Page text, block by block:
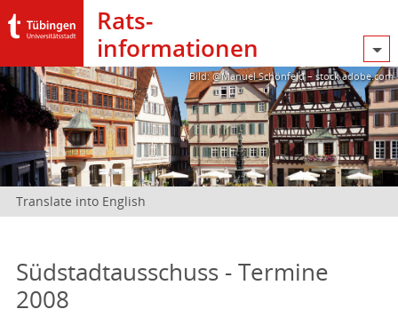
Rats­
informationen
Bild: @Manuel Schönfeld – stock.adobe.com
Translate into English
Südstadtausschuss - Termine
2008